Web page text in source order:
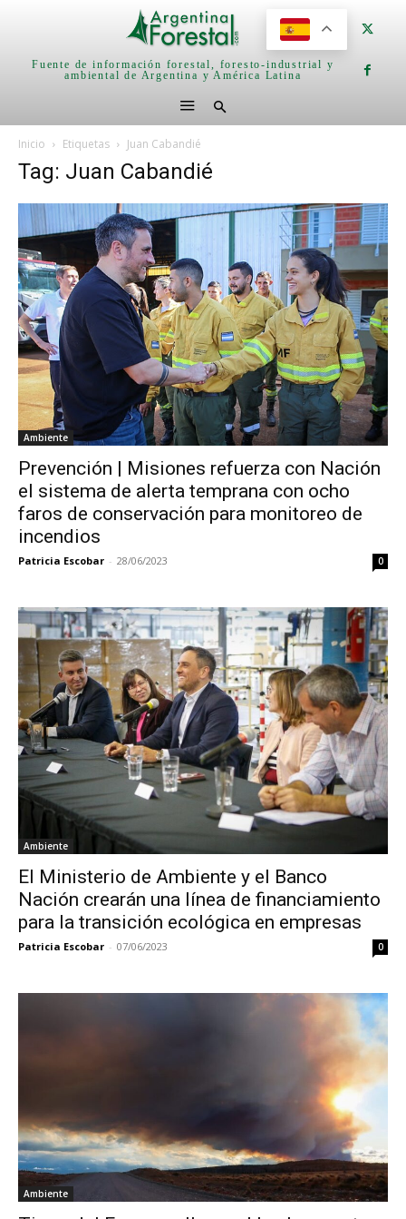
Fuente de información forestal, foresto-industrial y
ambiental de Argentina y América Latina
Inicio Etiquetas Juan Cabandié
Tag: Juan Cabandié
Ambiente
Prevención | Misiones refuerza con Nación
el sistema de alerta temprana con ocho
faros de conservación para monitoreo de
incendios
Patricia Escobar - 28/06/2023 0
Ambiente
El Ministerio de Ambiente y el Banco
Nación crearán una línea de financiamiento
para la transición ecológica en empresas
Patricia Escobar - 07/06/2023 0
Ambiente